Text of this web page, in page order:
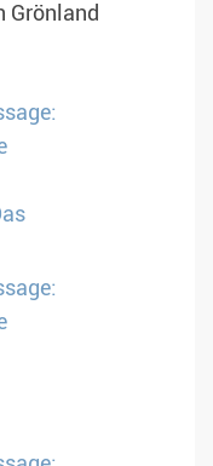
Grönland